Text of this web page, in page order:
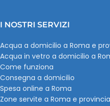
I NOSTRI SERVIZI
Acqua a domicilio a Roma e
Acqua in vetro a domicilio a
Come funziona
Consegna a domicilio
Spesa online a Roma
Zone servite a Roma e provincia